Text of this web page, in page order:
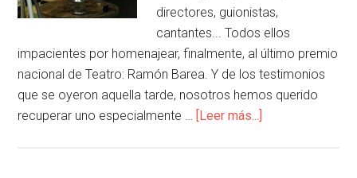
directores, guionistas,
cantantes... Todos ellos
impacientes por homenajear, finalmente, al último premio
nacional de Teatro: Ramón Barea. Y de los testimonios
que se oyeron aquella tarde, nosotros hemos querido
recuperar uno especialmente … [Leer más...]